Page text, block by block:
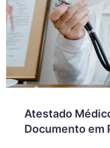
Atestado
Documento em